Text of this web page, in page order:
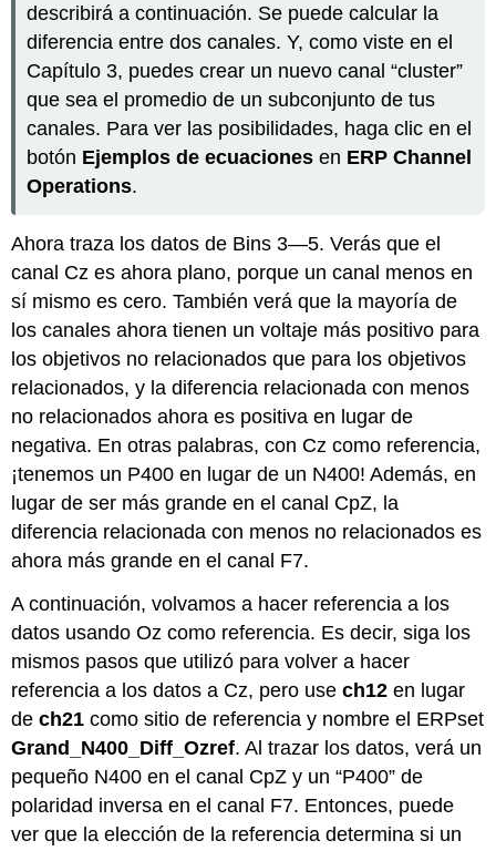
describirá a continuación. Se puede calcular la
diferencia entre dos canales. Y, como viste en el
Capítulo 3, puedes crear un nuevo canal “cluster”
que sea el promedio de un subconjunto de tus
canales. Para ver las posibilidades, haga clic en el
botón Ejemplos de ecuaciones en ERP Channel
Operations.
Ahora traza los datos de Bins 3—5. Verás que el
canal Cz es ahora plano, porque un canal menos en
sí mismo es cero. También verá que la mayoría de
los canales ahora tienen un voltaje más positivo para
los objetivos no relacionados que para los objetivos
relacionados, y la diferencia relacionada con menos
no relacionados ahora es positiva en lugar de
negativa. En otras palabras, con Cz como referencia,
¡tenemos un P400 en lugar de un N400! Además, en
lugar de ser más grande en el canal CpZ, la
diferencia relacionada con menos no relacionados es
ahora más grande en el canal F7.
A continuación, volvamos a hacer referencia a los
datos usando Oz como referencia. Es decir, siga los
mismos pasos que utilizó para volver a hacer
referencia a los datos a Cz, pero usech12 en lugar
dech21 como sitio de referencia y nombre el ERPset
Grand_N400_Diff_Ozref. Al trazar los datos, verá un
pequeño N400 en el canal CpZ y un “P400” de
polaridad inversa en el canal F7. Entonces, puede
ver que la elección de la referencia determina si un